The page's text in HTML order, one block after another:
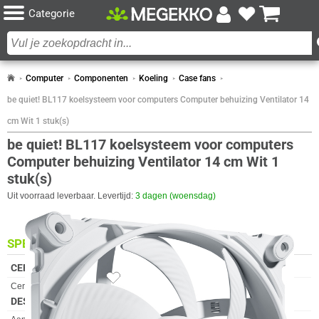
Categorie
Computer Componenten Koeling Case fans
be quiet! BL117 koelsysteem voor computers Computer behuizing Ventilator 14
cm Wit 1 stuk(s)
be quiet! BL117 koelsysteem voor computers
Computer behuizing Ventilator 14 cm Wit 1
stuk(s)
Uit voorraad leverbaar. Levertijd: 3 dagen (woensdag)
SPECIFICATIES
CERTIFICATEN
Eigenschap Waarde
Certificaten van naleving CE, RoHS, UKCA, WEEE
DESIGN